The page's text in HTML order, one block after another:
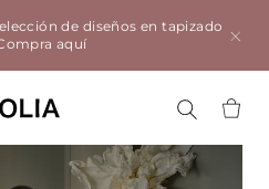
de diseños en tapizado
aquí